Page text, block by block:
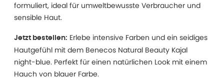
formuliert, ideal für umweltbewusste Verbraucher und
sensible Haut.
Jetzt bestellen: Erlebe intensive Farben und ein seidiges
Hautgefühl mit dem Benecos Natural Beauty Kajal
night-blue. Perfekt für einen natürlichen Look mit einem
Hauch von blauer Farbe.